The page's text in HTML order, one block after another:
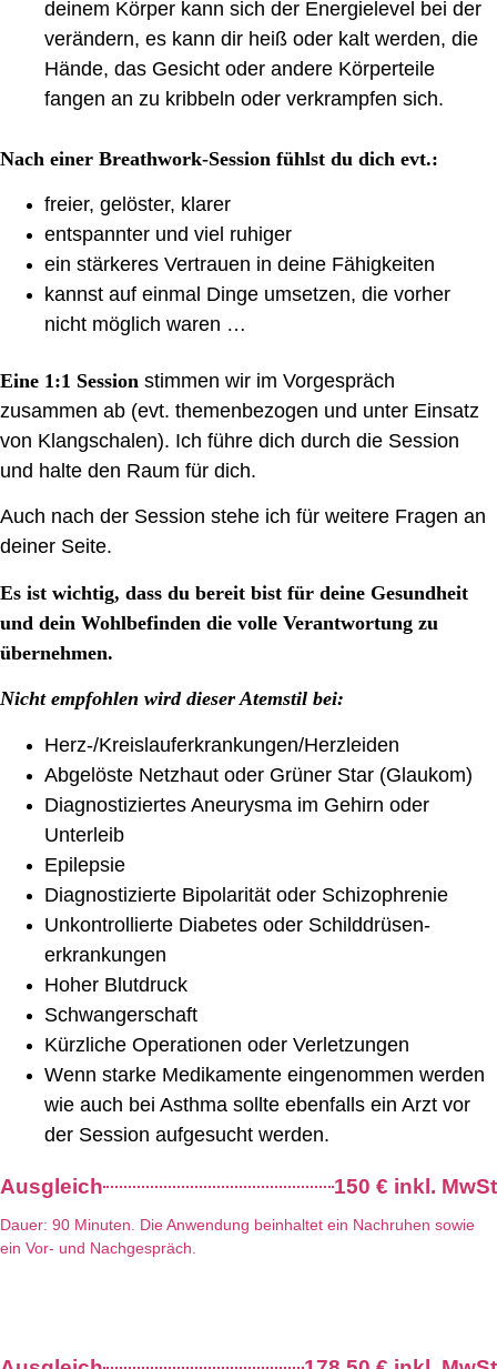
deinem Körper kann sich der Energielevel bei der
verändern, es kann dir heiß oder kalt werden, die
Hände, das Gesicht oder andere Körperteile
fangen an zu kribbeln oder verkrampfen sich.
Nach einer Breathwork-Session fühlst du dich evt.:
freier, gelöster, klarer
entspannter und viel ruhiger
ein stärkeres Vertrauen in deine Fähigkeiten
kannst auf einmal Dinge umsetzen, die vorher
nicht möglich waren …
Eine 1:1 Session stimmen wir im Vorgespräch
zusammen ab (evt. themenbezogen und unter Einsatz
von Klangschalen). Ich führe dich durch die Session
und halte den Raum für dich.
Auch nach der Session stehe ich für weitere Fragen an
deiner Seite.
Es ist wichtig, dass du bereit bist für deine Gesundheit
und dein Wohlbefinden die volle Verantwortung zu
übernehmen.
Nicht empfohlen wird dieser Atemstil bei:
Herz-/Kreislauferkrankungen/Herzleiden
Abgelöste Netzhaut oder Grüner Star (Glaukom)
Diagnostiziertes Aneurysma im Gehirn oder
Unterleib
Epilepsie
Diagnostizierte Bipolarität oder Schizophrenie
Unkontrollierte Diabetes oder Schilddrüsen-
erkrankungen
Hoher Blutdruck
Schwangerschaft
Kürzliche Operationen oder Verletzungen
Wenn starke Medikamente eingenommen werden
wie auch bei Asthma sollte ebenfalls ein Arzt vor
der Session aufgesucht werden.
Ausgleich 150 € inkl. MwSt
Dauer: 90 Minuten. Die Anwendung beinhaltet ein Nachruhen sowie
ein Vor- und Nachgespräch.